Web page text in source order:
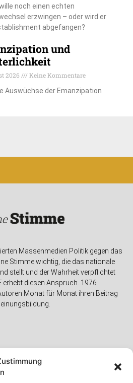
noch einen echten
erzwingen – oder wird er
abgefangen?
und
2026
Keine Kommentare
Auswüchse der Emanzipation
Massenmedien Politik gegen das
Stimme wichtig, die das nationale
stellt und der Wahrheit verpflichtet
erhebt diesen Anspruch. 1976
Monat für Monat ihren Beitrag